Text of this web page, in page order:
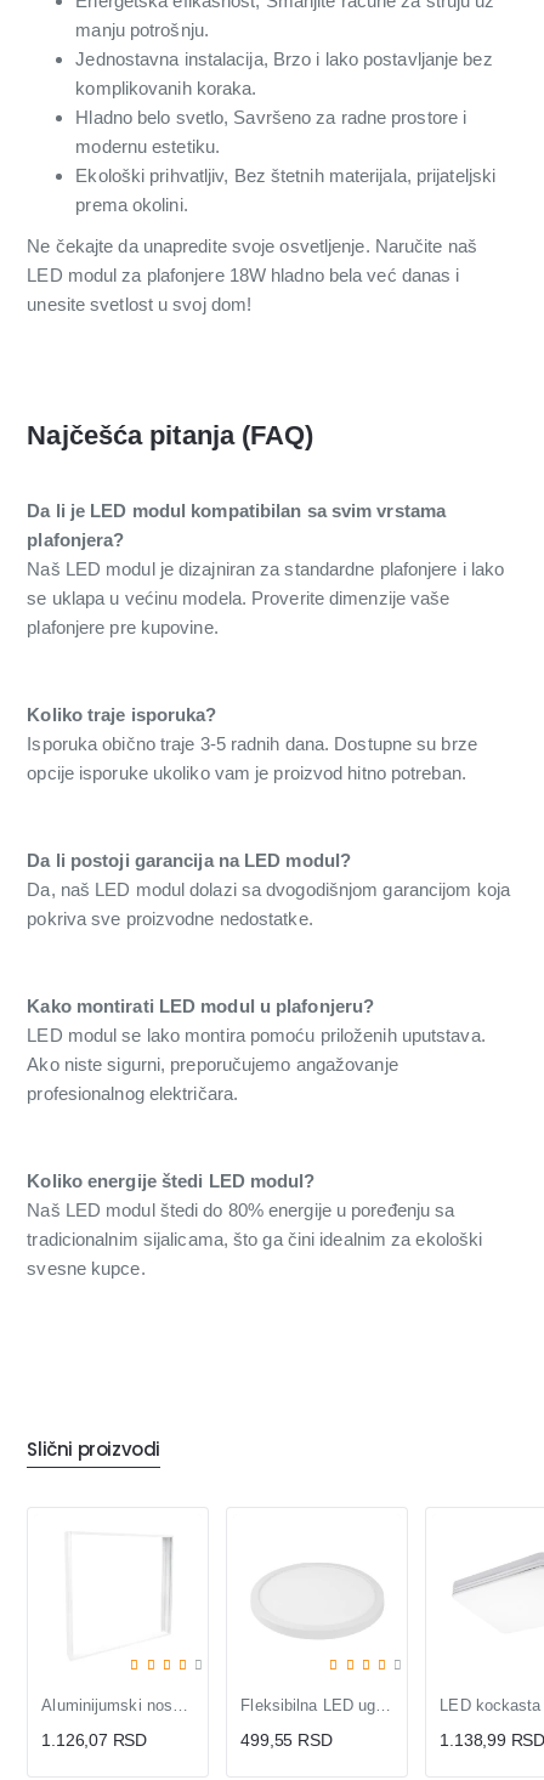
manju potrošnju.
Jednostavna instalacija, Brzo i lako postavljanje bez
komplikovanih koraka.
Hladno belo svetlo, Savršeno za radne prostore i
modernu estetiku.
Ekološki prihvatljiv, Bez štetnih materijala, prijateljski
prema okolini.
Ne čekajte da unapredite svoje osvetljenje. Naručite naš
LED modul za plafonjere 18W hladno bela već danas i
unesite svetlost u svoj dom!
Najčešća pitanja (FAQ)
Da li je LED modul kompatibilan sa svim vrstama
plafonjera?
Naš LED modul je dizajniran za standardne plafonjere i lako
se uklapa u većinu modela. Proverite dimenzije vaše
plafonjere pre kupovine.
Koliko traje isporuka?
Isporuka obično traje 3-5 radnih dana. Dostupne su brze
opcije isporuke ukoliko vam je proizvod hitno potreban.
Da li postoji garancija na LED modul?
Da, naš LED modul dolazi sa dvogodišnjom garancijom koja
pokriva sve proizvodne nedostatke.
Kako montirati LED modul u plafonjeru?
LED modul se lako montira pomoću priloženih uputstava.
Ako niste sigurni, preporučujemo angažovanje
profesionalnog električara.
Koliko energije štedi LED modul?
Naš LED modul štedi do 80% energije u poređenju sa
tradicionalnim sijalicama, što ga čini idealnim za ekološki
svesne kupce.
Slični proizvodi
1.126,07 RSD 499,55 RSD 1.138,99 RSD